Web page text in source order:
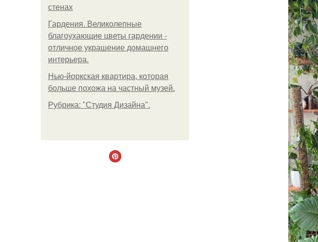
стенах
Гардения. Великолепные
благоухающие цветы гардении -
отличное украшение домашнего
интерьера.
Нью-йоркская квартира, которая
больше похожа на частный музей.
Рубрика: "Студия Дизайна".